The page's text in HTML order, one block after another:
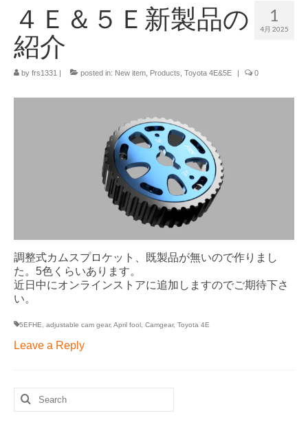
Shop
Blog
Info
1
4月 2025
４Ｅ＆５Ｅ新製品の
紹介
by frs1331 | posted in: New item Products Toyota 4E&5E | 0
調整式カムスプロケット、既製品が無いので作りまし
た。5色くらいあります。
近日中にオンラインストアに追加しますのでご期待下さ
い。
5EFHE adjustable cam gear, April fool Camgear, Toyota 4E
Leave a Reply
Search
for: